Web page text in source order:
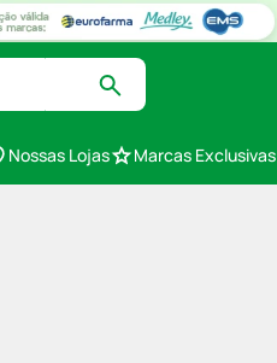
Nossas Lojas Marcas Exclusivas